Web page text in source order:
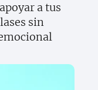
a tus
sin